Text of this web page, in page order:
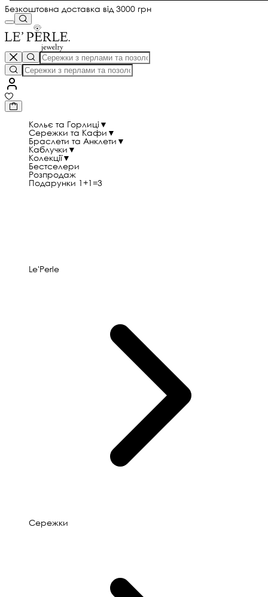
Безкоштовна доставка від 3000 грн
Кольє та Горлиці ▼
Сережки та Кафи ▼
Браслети та Анклети ▼
Каблучки ▼
Колекції▼
Бестселери
Розпродаж
Подарунки 1+1=3
Le'Perle
Сережки